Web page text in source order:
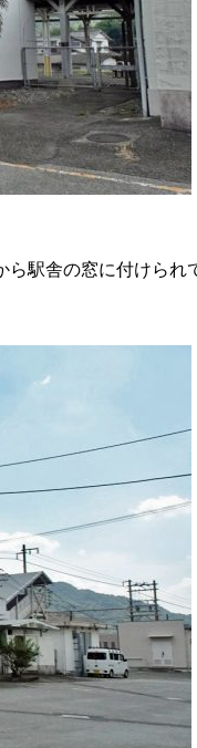
ら駅舎の窓に付けられ